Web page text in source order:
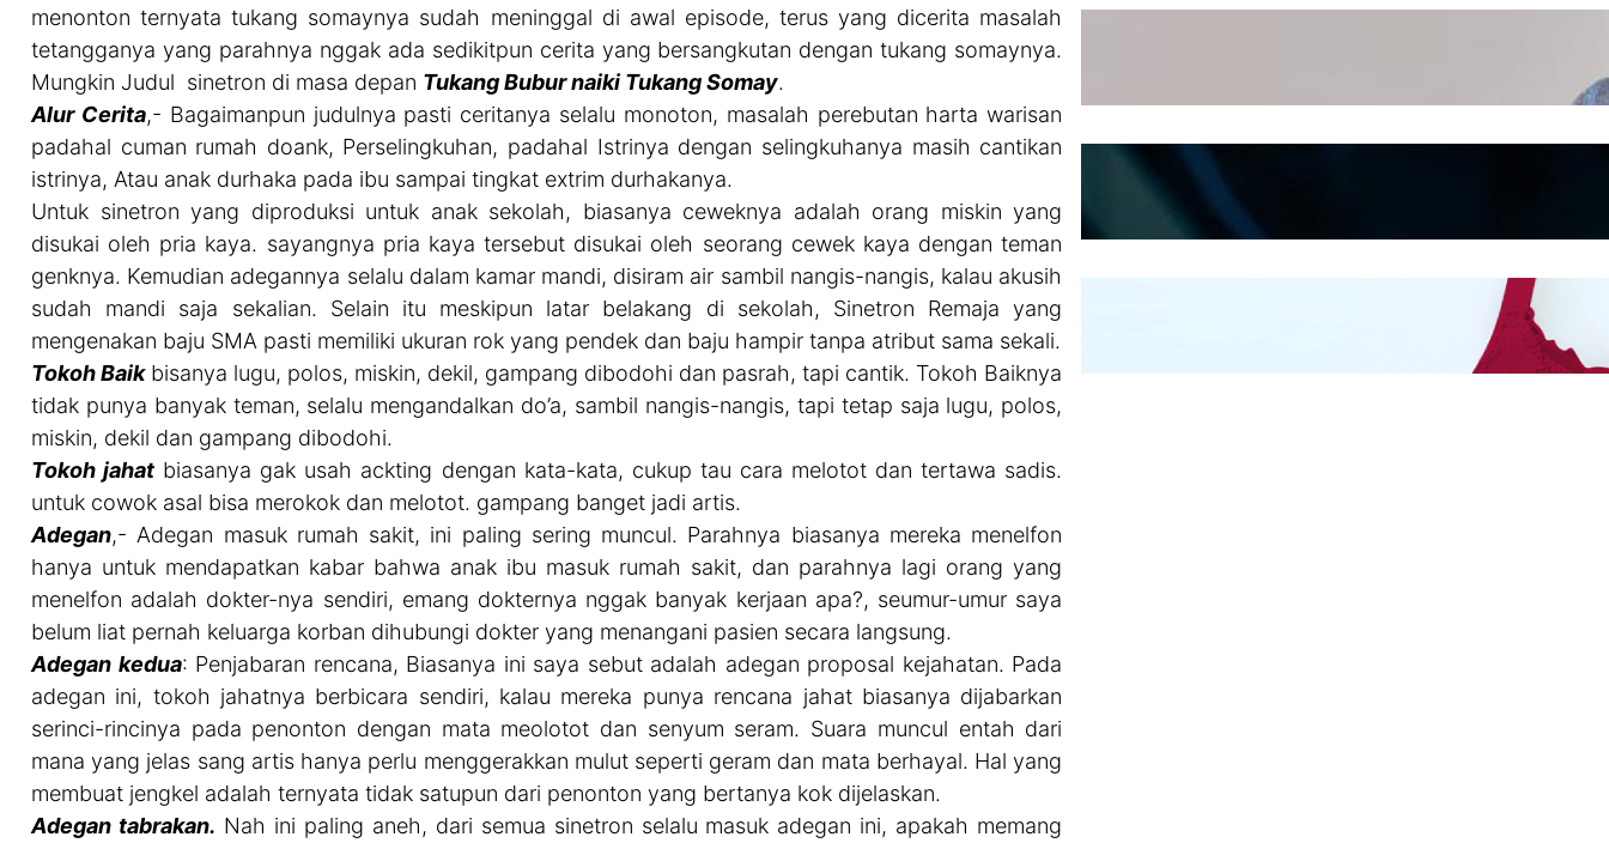
menonton ternyata tukang somaynya sudah meninggal di awal episode, terus yang dicerita masalah
tetangganya yang parahnya nggak ada sedikitpun cerita yang bersangkutan dengan tukang somaynya.
Mungkin Judul sinetron di masa depan Tukang Bubur naiki Tukang Somay.
Alur Cerita,- Bagaimanpun judulnya pasti ceritanya selalu monoton, masalah perebutan harta warisan
padahal cuman rumah doank, Perselingkuhan, padahal Istrinya dengan selingkuhanya masih cantikan
istrinya, Atau anak durhaka pada ibu sampai tingkat extrim durhakanya.
Untuk sinetron yang diproduksi untuk anak sekolah, biasanya ceweknya adalah orang miskin yang
disukai oleh pria kaya. sayangnya pria kaya tersebut disukai oleh seorang cewek kaya dengan teman
genknya. Kemudian adegannya selalu dalam kamar mandi, disiram air sambil nangis-nangis, kalau akusih
sudah mandi saja sekalian. Selain itu meskipun latar belakang di sekolah, Sinetron Remaja yang
mengenakan baju SMA pasti memiliki ukuran rok yang pendek dan baju hampir tanpa atribut sama sekali.
Tokoh Baikbisanya lugu, polos, miskin, dekil, gampang dibodohi dan pasrah, tapi cantik. Tokoh Baiknya
tidak punya banyak teman, selalu mengandalkan do’a, sambil nangis-nangis, tapi tetap saja lugu, polos,
miskin, dekil dan gampang dibodohi.
Tokoh jahat biasanya gak usah ackting dengan kata-kata, cukup tau cara melotot dan tertawa sadis.
untuk cowok asal bisa merokok dan melotot. gampang banget jadi artis.
Adegan,- Adegan masuk rumah sakit, ini paling sering muncul. Parahnya biasanya mereka menelfon
hanya untuk mendapatkan kabar bahwa anak ibu masuk rumah sakit, dan parahnya lagi orang yang
menelfon adalah dokter-nya sendiri, emang dokternya nggak banyak kerjaan apa?, seumur-umur saya
belum liat pernah keluarga korban dihubungi dokter yang menangani pasien secara langsung.
Adegan kedua: Penjabaran rencana, Biasanya ini saya sebut adalah adegan proposal kejahatan. Pada
adegan ini, tokoh jahatnya berbicara sendiri, kalau mereka punya rencana jahat biasanya dijabarkan
serinci-rincinya pada penonton dengan mata meolotot dan senyum seram. Suara muncul entah dari
mana yang jelas sang artis hanya perlu menggerakkan mulut seperti geram dan mata berhayal. Hal yang
membuat jengkel adalah ternyata tidak satupun dari penonton yang bertanya kok dijelaskan.
Adegan tabrakan. Nah ini paling aneh, dari semua sinetron selalu masuk adegan ini, apakah memang
Wanita Pamer Pakaian
Kepribadian
Mengintip Kepribadian
Wanita Dari Warna Bra